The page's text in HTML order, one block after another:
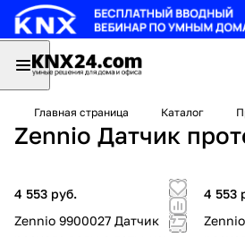
Главная страница Каталог
Zennio Датчик
4 553 руб.
Zennio 9900027 Датчик
4 553